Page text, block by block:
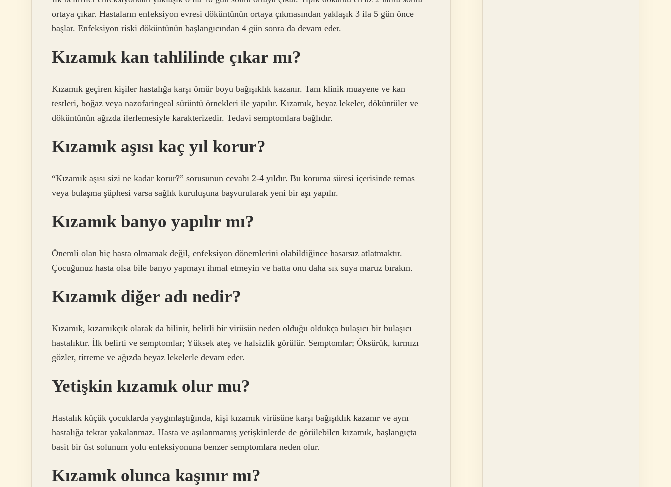
ortaya çıkar. Hastaların enfeksiyon evresi döküntünün ortaya çıkmasından yaklaşık 3 ila 5 gün önce
başlar. Enfeksiyon riski döküntünün başlangıcından 4 gün sonra da devam eder.
Kızamık kan tahlilinde çıkar mı?
Kızamık geçiren kişiler hastalığa karşı ömür boyu bağışıklık kazanır. Tanı klinik muayene ve kan
testleri, boğaz veya nazofaringeal sürüntü örnekleri ile yapılır. Kızamık, beyaz lekeler, döküntüler ve
döküntünün ağızda ilerlemesiyle karakterizedir. Tedavi semptomlara bağlıdır.
Kızamık aşısı kaç yıl korur?
“Kızamık aşısı sizi ne kadar korur?” sorusunun cevabı 2-4 yıldır. Bu koruma süresi içerisinde temas
veya bulaşma şüphesi varsa sağlık kuruluşuna başvurularak yeni bir aşı yapılır.
Kızamık banyo yapılır mı?
Önemli olan hiç hasta olmamak değil, enfeksiyon dönemlerini olabildiğince hasarsız atlatmaktır.
Çocuğunuz hasta olsa bile banyo yapmayı ihmal etmeyin ve hatta onu daha sık suya maruz bırakın.
Kızamık diğer adı nedir?
Kızamık, kızamıkçık olarak da bilinir, belirli bir virüsün neden olduğu oldukça bulaşıcı bir bulaşıcı
hastalıktır. İlk belirti ve semptomlar; Yüksek ateş ve halsizlik görülür. Semptomlar; Öksürük, kırmızı
gözler, titreme ve ağızda beyaz lekelerle devam eder.
Yetişkin kızamık olur mu?
Hastalık küçük çocuklarda yaygınlaştığında, kişi kızamık virüsüne karşı bağışıklık kazanır ve aynı
hastalığa tekrar yakalanmaz. Hasta ve aşılanmamış yetişkinlerde de görülebilen kızamık, başlangıçta
basit bir üst solunum yolu enfeksiyonuna benzer semptomlara neden olur.
Kızamık olunca kaşınır mı?